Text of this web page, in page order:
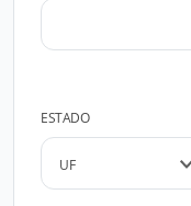
ESTADO